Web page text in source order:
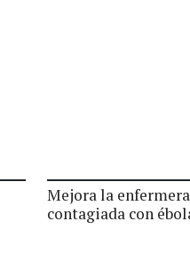
Mejora la
contagiada con